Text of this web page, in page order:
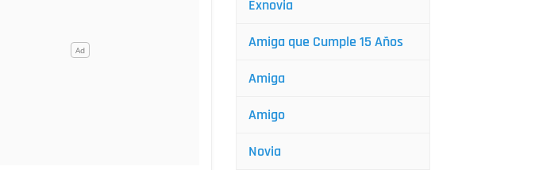
Exnovia
Amiga que Cumple 15 Años
Amiga
Amigo
Novia